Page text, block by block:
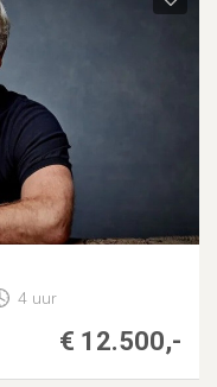
4 uur
€ 12.500,-